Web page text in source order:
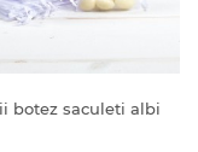
botez saculeti albi